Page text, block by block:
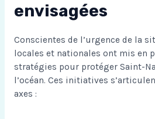
envisagées
Conscientes de l’urgence de la
locales et nationales ont mis en
stratégies pour protéger Saint-
l’océan. Ces initiatives
axes :